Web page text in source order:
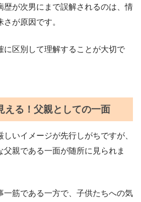
歴が次男にまで誤解されるのは、情
が原因です。
に区別して理解することが大切で
える！父親としての一面
いイメージが先行しがちですが、
父親である一面が随所に見られま
一筋である一方で、子供たちへの気